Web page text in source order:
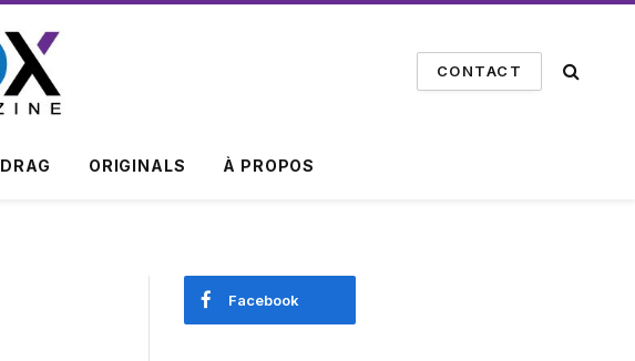
CONTACT
DRAG ORIGINALS À PROPOS
Facebook